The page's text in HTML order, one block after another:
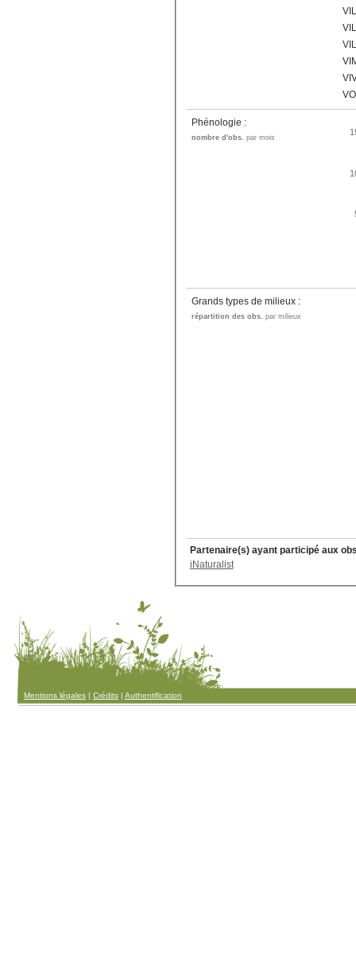
Phénologie :
nombre d'obs. par mois
Grands types de milieux :
répartition des obs. par milieux
Partenaire(s) ayant participé aux
iNaturalist
Mentions légales | Crédits | Authentification